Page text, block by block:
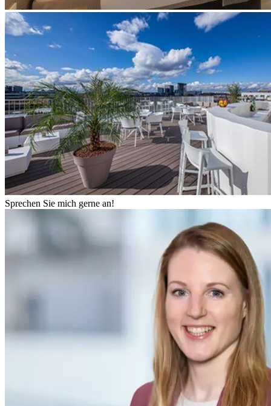
Sprechen Sie mich gerne an!